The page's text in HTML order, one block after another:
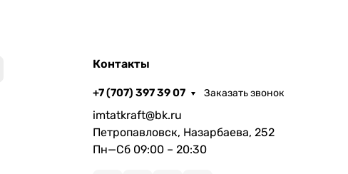
Контакты
+7 (707) 397 39 07 Заказать звонок
imtatkraft@bk.ru
Петропавловск, Назарбаева, 252
Пн—Сб 09:00 – 20:30